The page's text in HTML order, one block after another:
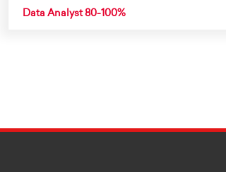
Data Analyst 80-100%